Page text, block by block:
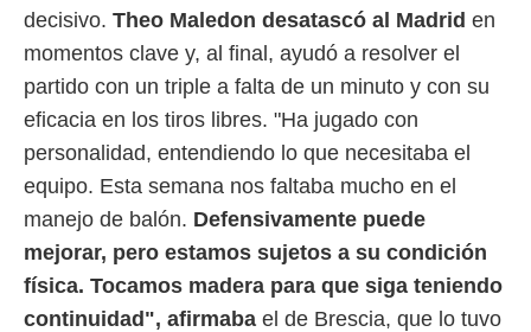
de
o a través
de
de
de
uso de
con el
e
decisivo. Theo Maledon desatascó al Madrid en
momentos clave y, al final, ayudó a resolver el
partido con un triple a falta de un minuto y con su
eficacia en los tiros libres. "Ha jugado con
personalidad, entendiendo lo que necesitaba el
equipo. Esta semana nos faltaba mucho en el
manejo de balón. Defensivamente puede
mejorar, pero estamos sujetos a su condición
física. Tocamos madera para que siga teniendo
continuidad", afirmaba el de Brescia, que lo tuvo